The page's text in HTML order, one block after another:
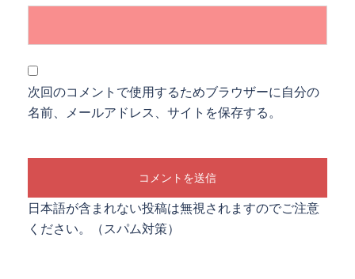
次回のコメントで使用するためブラウザーに自分の
名前、メールアドレス、サイトを保存する。
日本語が含まれない投稿は無視されますのでご注意
ください。（スパム対策）